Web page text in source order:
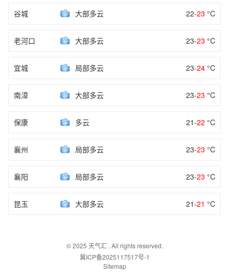
谷城 大部多云 22-23 °C
老河口 大部多云 23-23 °C
宜城 局部多云 23-24 °C
南漳 大部多云 23-23 °C
保康 多云 21-22 °C
襄州 局部多云 23-23 °C
襄阳 局部多云 23-23 °C
昆玉 大部多云 21-21 °C
© 2025 天气汇. All rights reserved.
冀ICP备2025117517号-1
Sitemap